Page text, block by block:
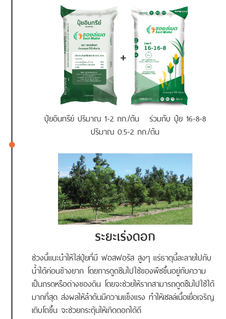
+
ปุ๋ยอินทรีย์ ปริมาณ 1-2 กก./ต้น ร่วมกับ ปุ๋ย 16-8-8
ปริมาณ 0.5-2 กก./ต้น
ระยะเร่งดอก
ช่วงนี้แนะนำให้ใส่ปุ๋ยที่มี ฟอสฟอรัส สูงๆ แร่ธาตุนี้ละลายไปกับ
น้ำได้ค่อนข้างยาก โดยการดูดซีมไปใช้ของพืชขึ้นอยู่กับความ
เป็นกรดหรือด่างของดิน โดยจะช่วยให้รากสามารถดูดซึมไปใช้ได้
มากที่สุด ส่งผลให้ลำต้นมีความแข็งแรง ทำให้เซลล์เนื้อเยื่อเจริญ
เติบโตขึ้น จะช่วยกระตุ้นให้เกิดดอกได้ดี